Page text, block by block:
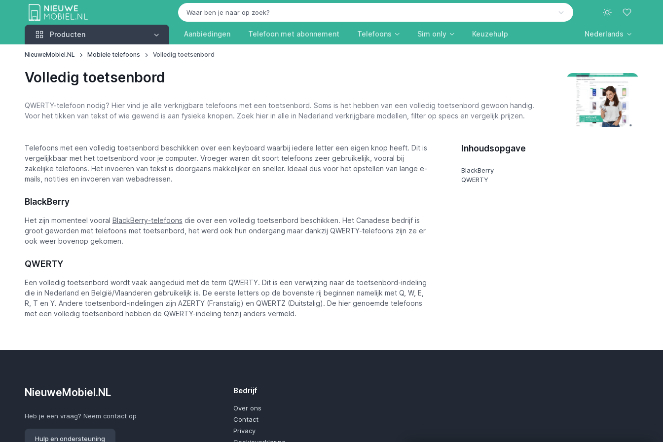
Producten
Producten Aanbiedingen Telefoon met abonnement Telefoons Sim only Keuzehulp Nederlands
NieuweMobiel.NL Mobiele telefoons Volledig toetsenbord
Volledig toetsenbord
QWERTY-telefoon nodig? Hier vind je alle verkrijgbare telefoons met een toetsenbord. Soms is het hebben van een volledig toetsenbord gewoon handig.
Voor het tikken van tekst of wie gewend is aan fysieke knopen. Zoek hier in alle in Nederland verkrijgbare modellen, filter op specs en vergelijk prijzen.
Inhoudsopgave
BlackBerry
QWERTY
Telefoons met een volledig toetsenbord beschikken over een keyboard waarbij iedere letter een eigen knop heeft. Dit is
vergelijkbaar met het toetsenbord voor je computer. Vroeger waren dit soort telefoons zeer gebruikelijk, vooral bij
zakelijke telefoons. Het invoeren van tekst is doorgaans makkelijker en sneller. Ideaal dus voor het opstellen van lange e-
mails, notities en invoeren van webadressen.
BlackBerry
Het zijn momenteel vooral BlackBerry-telefoons die over een volledig toetsenbord beschikken. Het Canadese bedrijf is
groot geworden met telefoons met toetsenbord, het werd ook hun ondergang maar dankzij QWERTY-telefoons zijn ze er
ook weer bovenop gekomen.
QWERTY
Een volledig toetsenbord wordt vaak aangeduid met de term QWERTY. Dit is een verwijzing naar de toetsenbord-indeling
die in Nederland en België/Vlaanderen gebruikelijk is. De eerste letters op de bovenste rij beginnen namelijk met Q, W, E,
R, T en Y. Andere toetsenbord-indelingen zijn AZERTY (Franstalig) en QWERTZ (Duitstalig). De hier genoemde telefoons
met een volledig toetsenbord hebben de QWERTY-indeling tenzij anders vermeld.
NieuweMobiel.NL
Heb je een vraag? Neem contact op
Hulp en ondersteuning
Bedrijf
Over ons
Contact
Privacy